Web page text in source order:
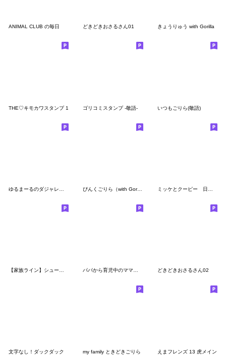
ANIMAL CLUB の毎日 どきどきおさるさん01 きょうりゅう with Gorilla
THE♡キモカワスタンプ 1 ゴリコミスタンプ -敬語- いつもごりら(敬語)
ぴんくごりら（with Gorilla）ver.2
【家族ライン】シュールなミニゴリラ パパから育児中のママへ送るスタンプ2 どきどきおさるさん02
文字なし！ダックダック my family ときどきごりら えまフレンズ 13 虎メイン